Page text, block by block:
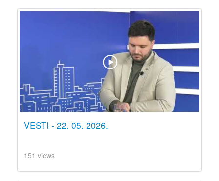
VESTI - 22. 05. 2026.
151 views